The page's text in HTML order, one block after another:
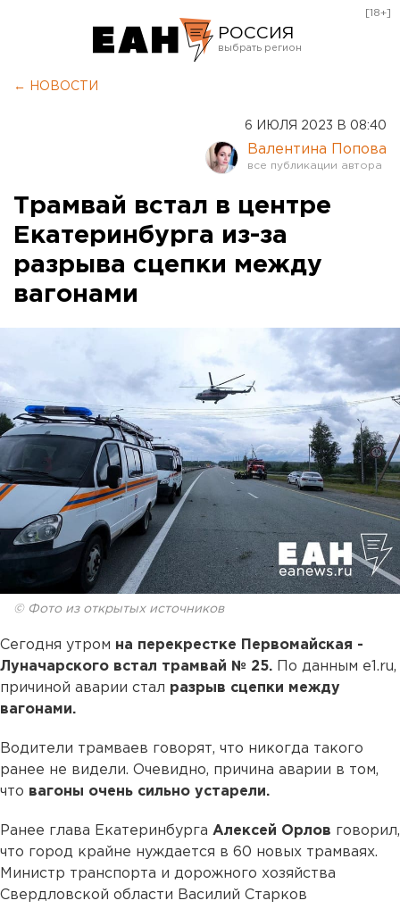
РОССИЯ
Курган
Оренбург
[18+]
← НОВОСТИ
6 ИЮЛЯ 2023 В 08:40
Валентина Попова
Трамвай встал в центре
Екатеринбурга из-за
разрыва сцепки между
вагонами
© Фото из открытых источников
Сегодня утром на перекрестке Первомайская -
Луначарского встал трамвай № 25. По данным e1.ru,
причиной аварии стал разрыв сцепки между
вагонами.
Водители трамваев говорят, что никогда такого
ранее не видели. Очевидно, причина аварии в том,
что вагоны очень сильно устарели.
Ранее глава Екатеринбурга Алексей Орлов говорил,
что город крайне нуждается в 60 новых трамваях.
Министр транспорта и дорожного хозяйства
Свердловской области Василий Старков